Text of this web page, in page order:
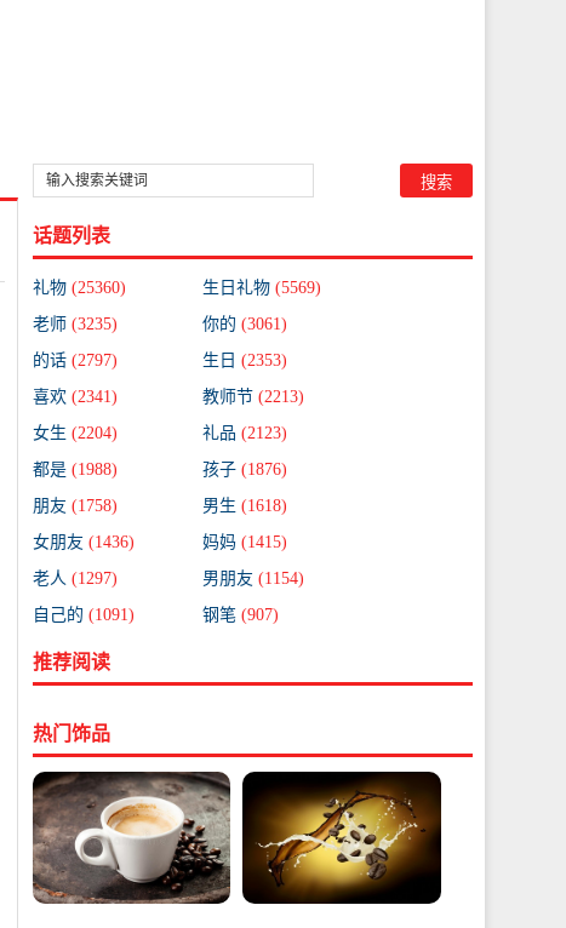
话题列表
礼物 (25360) 生日礼物 (5569)
老师 (3235) 你的 (3061)
的话 (2797) 生日 (2353)
喜欢 (2341) 教师节 (2213)
女生 (2204) 礼品 (2123)
都是 (1988) 孩子 (1876)
朋友 (1758) 男生 (1618)
女朋友 (1436) 妈妈 (1415)
老人 (1297) 男朋友 (1154)
自己的 (1091) 钢笔 (907)
推荐阅读
热门饰品